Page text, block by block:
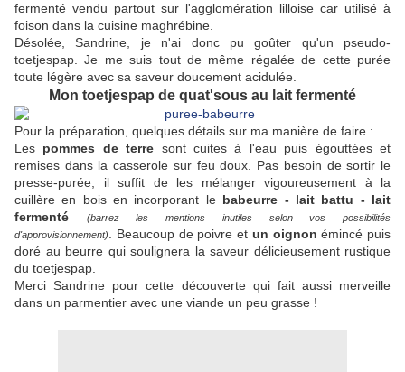
fermenté vendu partout sur l'agglomération lilloise car utilisé à
foison dans la cuisine maghrébine.
Désolée, Sandrine, je n'ai donc pu goûter qu'un pseudo-
toetjespap. Je me suis tout de même régalée de cette purée
toute légère avec sa saveur doucement acidulée.
Mon toetjespap de quat'sous au lait fermenté
Pour la préparation, quelques détails sur ma manière de faire :
Les pommes de terre sont cuites à l'eau puis égouttées et
remises dans la casserole sur feu doux. Pas besoin de sortir le
presse-purée, il suffit de les mélanger vigoureusement à la
cuillère en bois en incorporant le babeurre - lait battu - lait
fermenté
(barrez les mentions inutiles selon vos possibilités
d'approvisionnement)
. Beaucoup de poivre et un oignon émincé puis
doré au beurre qui soulignera la saveur délicieusement rustique
du toetjespap.
Merci Sandrine pour cette découverte qui fait aussi merveille
dans un parmentier avec une viande un peu grasse !